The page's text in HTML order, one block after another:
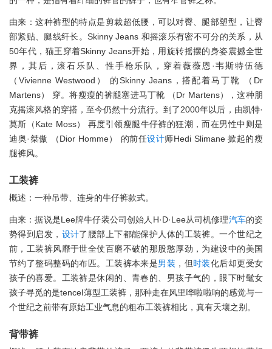
由来：这种裤型的特点是剪裁超低腰，可以对臀、腿部塑型，让臀
部紧贴、腿线纤长。Skinny Jeans 和摇滚乐有密不可分的关系，从
50年代，猫王穿着Skinny Jeans开始，用旋转摇摆的身姿震撼全世
界，其后，滚石乐队、性手枪乐队，穿着薇薇恩·韦斯特伍德
（Vivienne Westwood） 的Skinny Jeans，搭配着马丁靴 （Dr
Martens） 穿。将瘦瘦的裤腿塞进马丁靴 （Dr Martens），这种朋
克摇滚风格的穿搭，至今仍然十分流行。到了2000年以后，由凯特·
莫斯（Kate Moss） 再度引领瘦腿牛仔裤的狂潮，而在男性中则是
迪奥·桀傲 （Dior Homme） 的前任设计师Hedi Slimane 掀起的瘦
腿裤风。
工装裤
概述：一种吊带、连身的牛仔裤款式。
由来：据说是Lee牌牛仔装公司创始人H·D·Lee从司机修理汽车的姿
势得到启发， 设计了腰部上下都能保护人体的工装裤。一个世纪之
前，工装裤风靡于世全仗百磨不破的那股憨厚劲，为建设中的美国
节约了整码整码的布匹。工装裤本来是男装 ，但时装化后却更受女
孩子的喜爱。工装裤是休闲的、青春的、男孩子气的，眼下时髦女
孩子寻觅的是tencel薄型工装裤，那种走在风里哗啦啦响的感觉与一
个世纪之前带有原始工业气息的粗布工装裤相比，真有天壤之别。
背带裤